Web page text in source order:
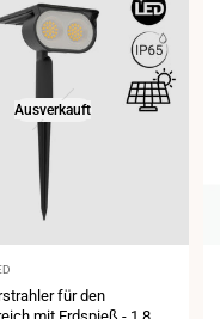
Ausverkauft
für den